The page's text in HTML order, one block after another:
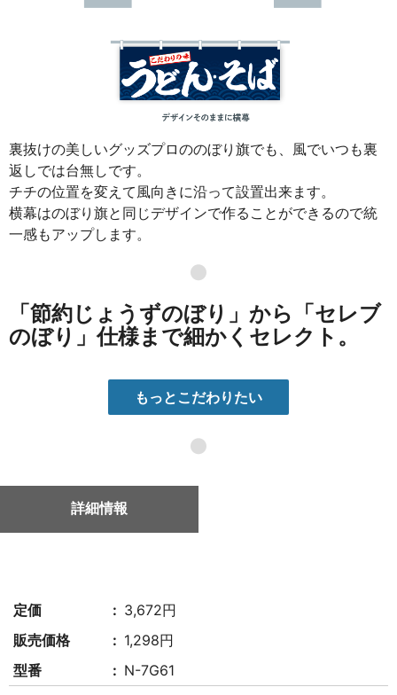
裏抜けの美しいグッズプロののぼり旗でも、風でいつも裏
返しでは台無しです。
チチの位置を変えて風向きに沿って設置出来ます。
横幕はのぼり旗と同じデザインで作ることができるので統
一感もアップします。
●
「節約じょうずのぼり」から「セレブ
のぼり」仕様まで細かくセレクト。
もっとこだわりたい
●
詳細情報
定価
3,672円
販売価格
1,298円
型番
N-7G61